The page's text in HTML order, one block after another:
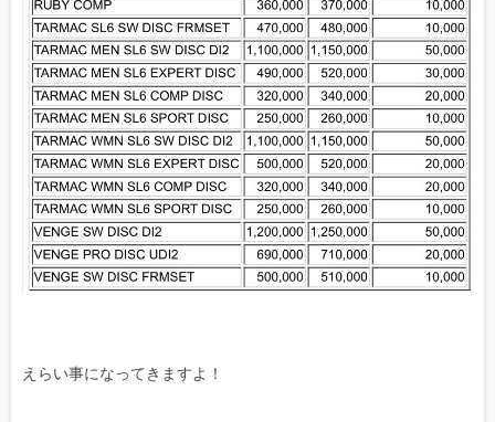
えらい事になってきますよ！